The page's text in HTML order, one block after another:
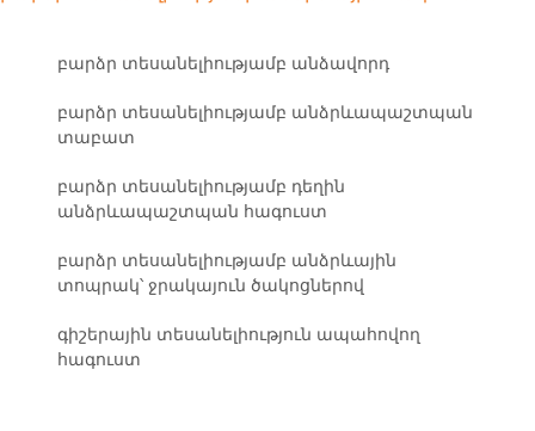
բարձր տեսանելիությամբ անձավորդ
բարձր տեսանելիությամբ անձրևապաշտպան
տաբատ
բարձր տեսանելիությամբ դեղին
անձրևապաշտպան հագուստ
բարձր տեսանելիությամբ անձրևային
տոպրակ՝ ջրակայուն ծակոցներով
գիշերային տեսանելիություն ապահովող
հագուստ